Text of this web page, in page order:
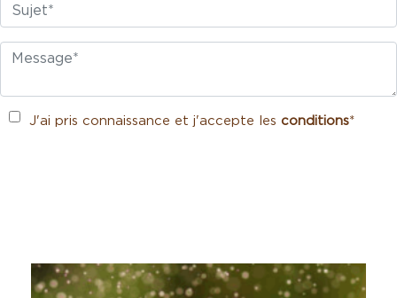
J'ai pris connaissance et j'accepte les conditions*